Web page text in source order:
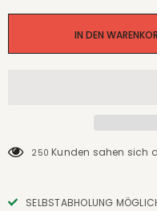
250 Kunden sahen sich
SELBSTABHOLUNG